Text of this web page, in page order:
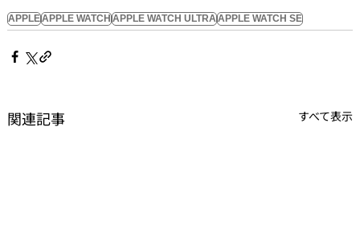
APPLEAPPLE WATCHAPPLE WATCH ULTRAAPPLE WATCH SE
関連記事 すべて表示